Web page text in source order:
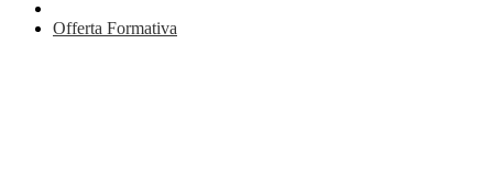
Offerta Formativa